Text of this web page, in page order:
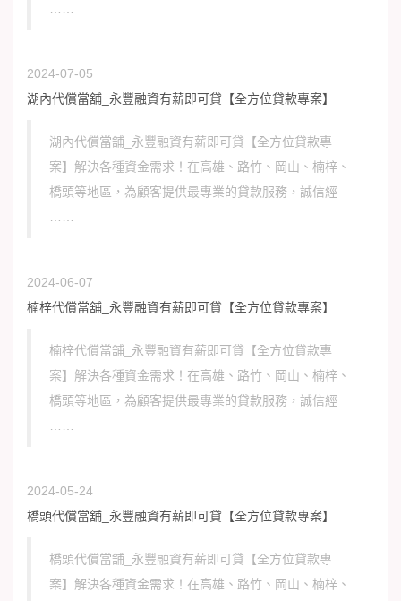
……
2024-07-05
湖內代償當舖_永豐融資有薪即可貸【全方位貸款專案】
湖內代償當舖_永豐融資有薪即可貸【全方位貸款專
案】解決各種資金需求！在高雄、路竹、岡山、楠梓、
橋頭等地區，為顧客提供最專業的貸款服務，誠信經
……
2024-06-07
楠梓代償當舖_永豐融資有薪即可貸【全方位貸款專案】
楠梓代償當舖_永豐融資有薪即可貸【全方位貸款專
案】解決各種資金需求！在高雄、路竹、岡山、楠梓、
橋頭等地區，為顧客提供最專業的貸款服務，誠信經
……
2024-05-24
橋頭代償當舖_永豐融資有薪即可貸【全方位貸款專案】
橋頭代償當舖_永豐融資有薪即可貸【全方位貸款專
案】解決各種資金需求！在高雄、路竹、岡山、楠梓、